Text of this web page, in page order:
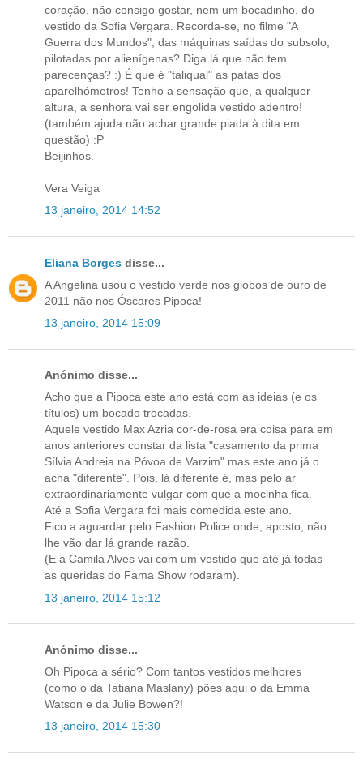
coração, não consigo gostar, nem um bocadinho, do
vestido da Sofia Vergara. Recorda-se, no filme "A
Guerra dos Mundos", das máquinas saídas do subsolo,
pilotadas por alienígenas? Diga lá que não tem
parecenças? :) É que é "taliqual" as patas dos
aparelhómetros! Tenho a sensação que, a qualquer
altura, a senhora vai ser engolida vestido adentro!
(também ajuda não achar grande piada à dita em
questão) :P
Beijinhos.
Vera Veiga
13 janeiro, 2014 14:52
Eliana Borges disse...
A Angelina usou o vestido verde nos globos de ouro de
2011 não nos Óscares Pipoca!
13 janeiro, 2014 15:09
Anónimo disse...
Acho que a Pipoca este ano está com as ideias (e os
títulos) um bocado trocadas.
Aquele vestido Max Azria cor-de-rosa era coisa para em
anos anteriores constar da lista "casamento da prima
Sílvia Andreia na Póvoa de Varzim" mas este ano já o
acha "diferente". Pois, lá diferente é, mas pelo ar
extraordinariamente vulgar com que a mocinha fica.
Até a Sofia Vergara foi mais comedida este ano.
Fico a aguardar pelo Fashion Police onde, aposto, não
lhe vão dar lá grande razão.
(E a Camila Alves vai com um vestido que até já todas
as queridas do Fama Show rodaram).
13 janeiro, 2014 15:12
Anónimo disse...
Oh Pipoca a sério? Com tantos vestidos melhores
(como o da Tatiana Maslany) pões aqui o da Emma
Watson e da Julie Bowen?!
13 janeiro, 2014 15:30